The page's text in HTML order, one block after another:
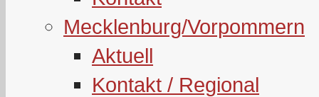
Mecklenburg/Vorpommern
Aktuell
Kontakt / Regional